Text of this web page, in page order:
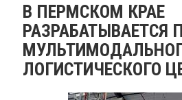
В ПЕРМСКОМ КРАЕ
РАЗРАБАТЫВАЕТСЯ
ЛОГИСТИЧЕСКОГО